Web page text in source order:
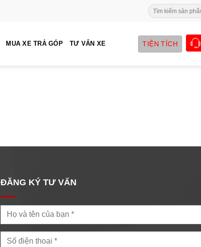
Search
for:
MUA XE TRẢ GÓP TƯ VẤN XE TIỆN TÍCH
ĐĂNG KÝ TƯ VẤN